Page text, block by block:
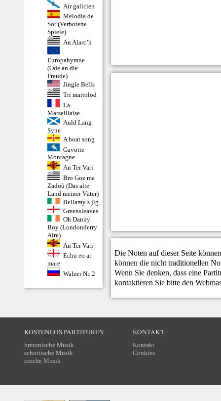
Air galicien
Melodia de
Sor (Verbotene
Spiele)
An Alarc’h
Europahymne
(Ode an die
Freude)
Jingle Bells
Tri martolod
La
Marseillaise
Auld Lang
Syne
A boat song
Gavotte
Montagne
An Ter Vari
Bro Goz ma
Zadoù (Das alte
Land meiner Väter)
Bellamy’s jig
Greensleaves
Oh Danny
Boy (Londonderry
Aire)
An Ter Vari
Echu eo ar
mare
Walzer Nr. 2
Die Noten auf dieser Seite
können die nicht traditionellen
Wenn Sie denken, dass eine
kontaktieren Sie bitte den
KOSTENLOS PARTITUREN
bretonische Musik
schottische Musik
irische Musik
KONTAKT
Kontakt
Cookies